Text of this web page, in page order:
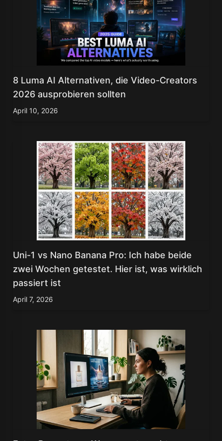
8 Luma AI Alternativen, die Video-Creators
2026 ausprobieren sollten
April 10, 2026
Uni-1 vs Nano Banana Pro: Ich habe beide
zwei Wochen getestet. Hier ist, was wirklich
passiert ist
April 7, 2026